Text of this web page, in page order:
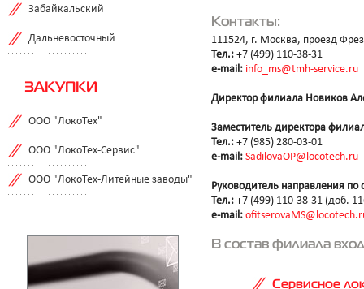
Забайкальский
Дальневосточный
ЗАКУПКИ
ООО "ЛокоТех"
ООО "ЛокоТех-Сервис"
ООО "ЛокоТех-Литейные заводы"
Контакты:
111524, г. Москва, проезд
Тел.: +7 (499) 110-38-31
e-mail: info_ms@tmh-service.ru
Директор филиала Новиков
Заместитель директора
Тел.: +7 (985) 280-03-01
e-mail: SadilovaOP@locotech.ru
Руководитель направления
Тел.: +7 (499) 110-38-31 (доб.
e-mail:
В состав филиала
Сервисное